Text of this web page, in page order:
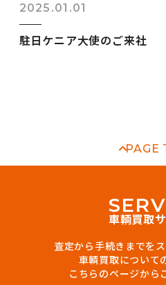
2025.01.01
駐日ケニア大使のご来社
PAGE
SERV
車輌買取
査定から手続きまでをス
車輌買取について
こちらのページから